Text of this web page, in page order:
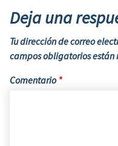
Deja una
Tu dirección de correo
campos obligatorios están
Comentario *